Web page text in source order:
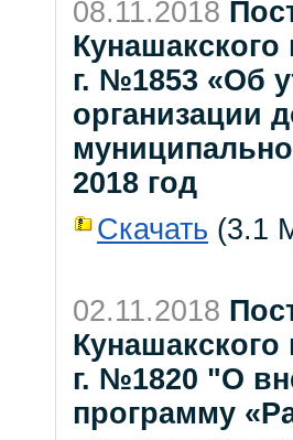
08.11.2018
Кунашакского
г. №1853 «Об
организации
2018 год
Скачать (3.1
02.11.2018
Кунашакского
г. №1820 "О
программу